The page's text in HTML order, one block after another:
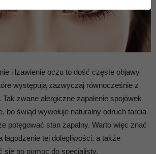
i łzawienie oczu to dość częste objawy
występują zazwyczaj równocześnie z
zwane alergiczne zapalenie spojówek
bo świąd wywołuje naturalny odruch tarcia
potęgować stan zapalny. Warto więc znać
łagodzenie tej dolegliwości, a także
się po pomoc do specjalisty.